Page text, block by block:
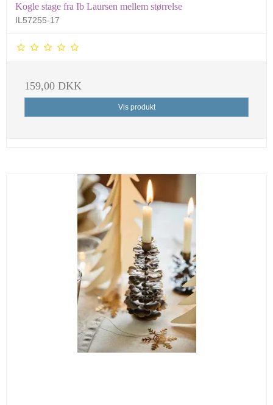
Kogle stage fra Ib Laursen mellem størrelse
IL57255-17
159,00 DKK
Vis produkt